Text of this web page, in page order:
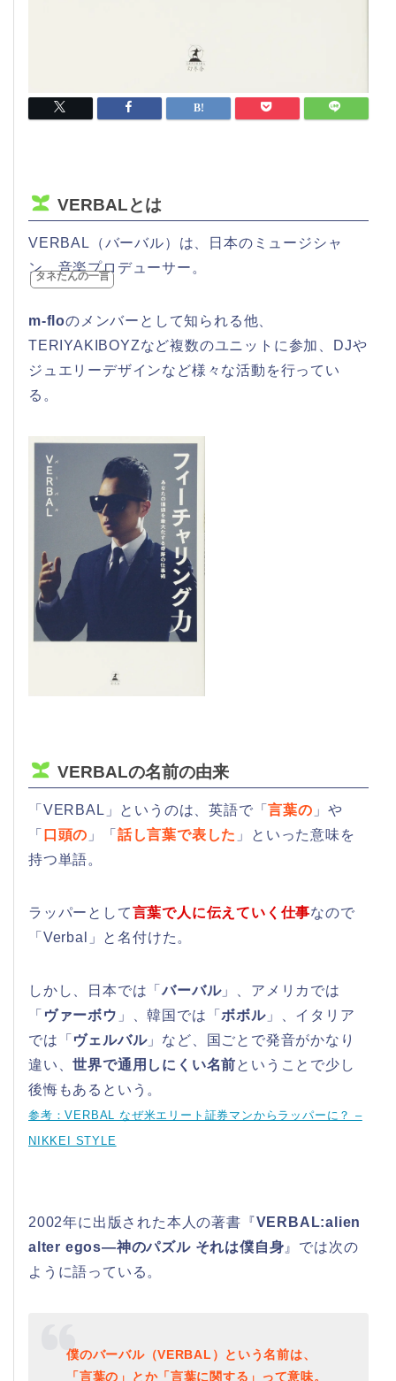
VERBALとは
VERBAL（バーバル）は、日本のミュージシャ
ン、音楽プロデューサー。
m-floのメンバーとして知られる他、
TERIYAKIBOYZなど複数のユニットに参加、DJや
ジュエリーデザインなど様々な活動を行ってい
る。
VERBALの名前の由来
「VERBAL」というのは、英語で「言葉の 」や
「 口頭の 」「 話し言葉で表した 」といった意味を
持つ単語。
ラッパーとして言葉で人に伝えていく仕事なので
「Verbal」と名付けた。
しかし、日本では「バーバル」、アメリカでは
「 ヴァーボウ 」、韓国では「ボボル」、イタリア
では「 ヴェルバル」など、国ごとで発音がかなり
違い、世界で通用しにくい名前ということで少し
後悔もあるという。
参考：VERBAL なぜ米エリート証券マンからラッパーに？ –
NIKKEI STYLE
2002年に出版された本人の著書『VERBAL:alien
alter egos―神のパズル それは僕自身 』では次の
ように語っている。
僕のバーバル（VERBAL）という名前は、
「言葉の」とか「言葉に関する」って意味。
タネたんの一言